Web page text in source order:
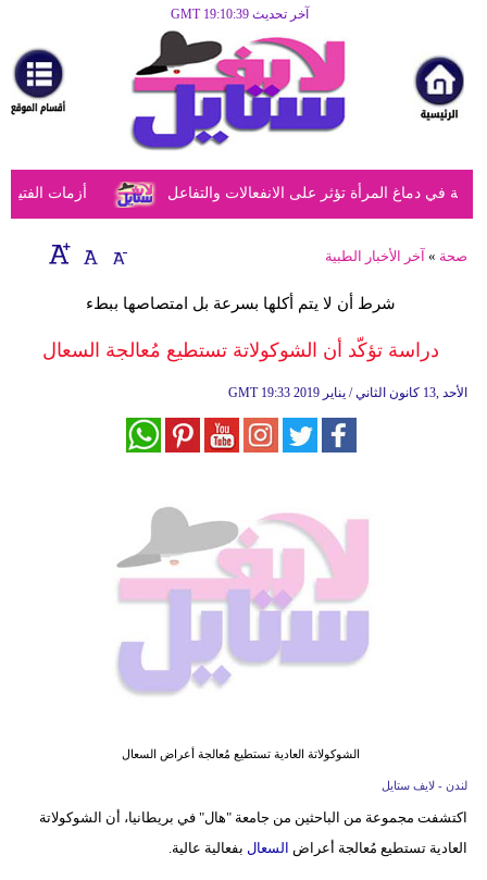
آخر تحديث GMT 19:10:39
مرأة
أزياء
أزياء
إسلامية
صحة
أزمات دماغ المرأة تؤثر على الانفعالات والتفاعل
صحة » آخر الأخبار الطبية
شرط أن لا يتم أكلها بسرعة بل امتصاصها ببطء
دراسة تؤكّد أن الشوكولاتة تستطيع مُعالجة السعال
GMT 19:33 2019 الأحد ,13 كانون الثاني / يناير
الشوكولاتة العادية تستطيع مُعالجة أعراض السعال
لندن - لايف ستايل
اكتشفت مجموعة من الباحثين من جامعة "هال" في بريطانيا، أن الشوكولاتة
العادية تستطيع مُعالجة أعراض السعال بفعالية عالية.